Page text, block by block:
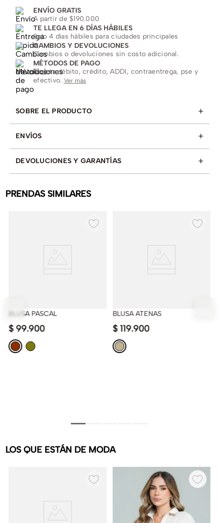
ENVÍO GRATIS
A partir de $190.000
TE LLEGA EN 6 DÍAS HÁBILES
Solo 4 días hábiles para ciudades principales
CAMBIOS Y DEVOLUCIONES
Cambios o devoluciones sin costo adicional.
MÉTODOS DE PAGO
Tarjeta débito, crédito, ADDI, contraentrega, pse y
efectivo. Ver más
SOBRE EL PRODUCTO +
ENVÍOS +
DEVOLUCIONES Y GARANTÍAS +
PRENDAS SIMILARES
BLUSA PASCAL
$ 99.900
BLUSA ATENAS
$ 119.900
LOS QUE ESTÁN DE MODA